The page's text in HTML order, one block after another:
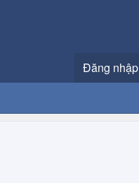
Đăng nhập